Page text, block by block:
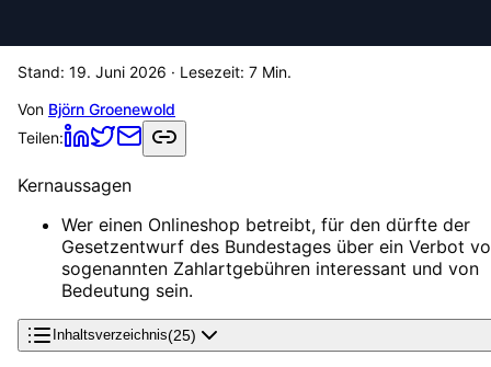
Stand: 19. Juni 2026 · Lesezeit: 7 Min.
Von Björn Groenewold
Teilen:
Kernaussagen
Wer einen Onlineshop betreibt, für den dürfte der
Gesetzentwurf des Bundestages über ein Verbot
sogenannten Zahlartgebühren interessant und von
Bedeutung sein.
Inhaltsverzeichnis(25)